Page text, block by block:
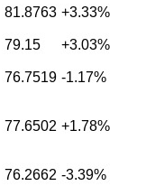
81.8763 +3.33%
79.15 +3.03%
76.7519 -1.17%
77.6502 +1.78%
76.2662 -3.39%